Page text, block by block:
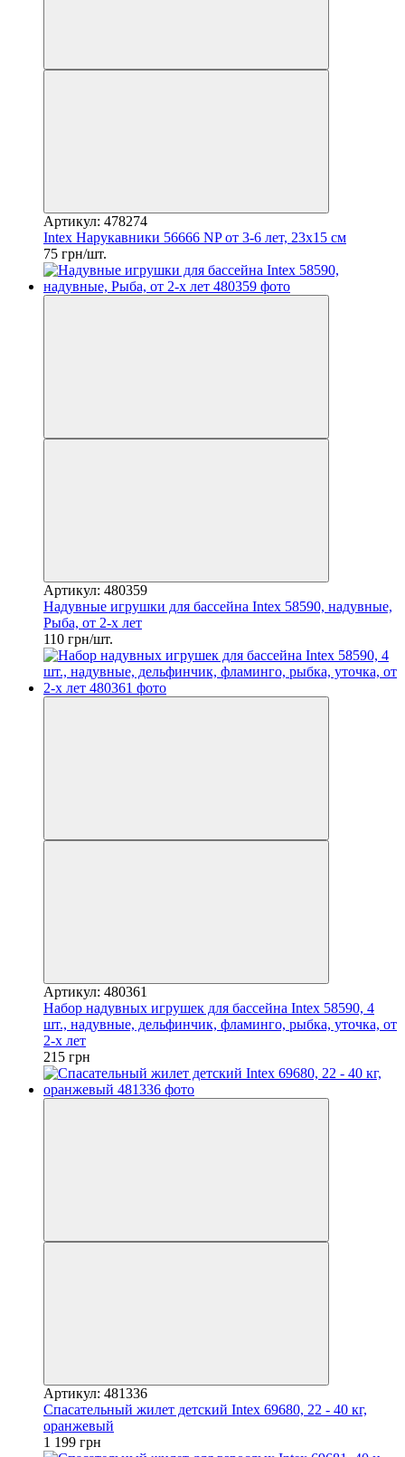
Артикул: 478274
Intex Нарукавники 56666 NP от 3-6 лет, 23х15 см
75 грн/шт.
Артикул: 480359
Надувные игрушки для бассейна Intex 58590, надувные,
Рыба, от 2-х лет
110 грн/шт.
Артикул: 480361
Набор надувных игрушек для бассейна Intex 58590, 4
шт., надувные, дельфинчик, фламинго, рыбка, уточка, от
2-х лет
215 грн
Артикул: 481336
Спасательный жилет детский Intex 69680, 22 - 40 кг,
оранжевый
1 199 грн